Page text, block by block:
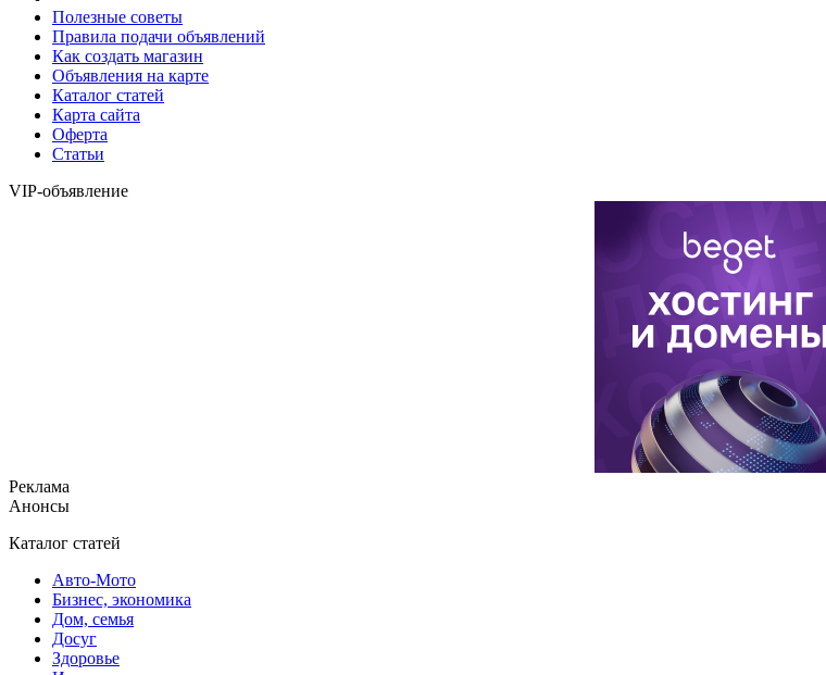
Полезные советы
Правила подачи объявлений
Как создать магазин
Объявления на карте
Каталог статей
Карта сайта
Оферта
Статьи
VIP-объявление
Реклама
Анонсы
Каталог статей
Авто-Мото
Бизнес, экономика
Дом, семья
Досуг
Здоровье